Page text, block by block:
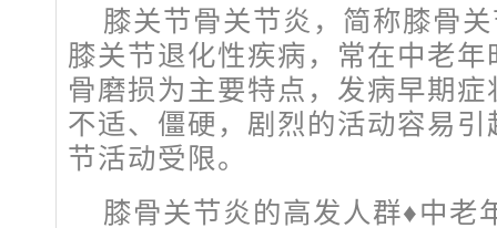
膝关节骨关节炎，简称膝骨
膝关节退化性疾病，常在中老
骨磨损为主要特点，发病早期
不适、僵硬，剧烈的活动容易
节活动受限。
膝骨关节炎的高发人群♦中老